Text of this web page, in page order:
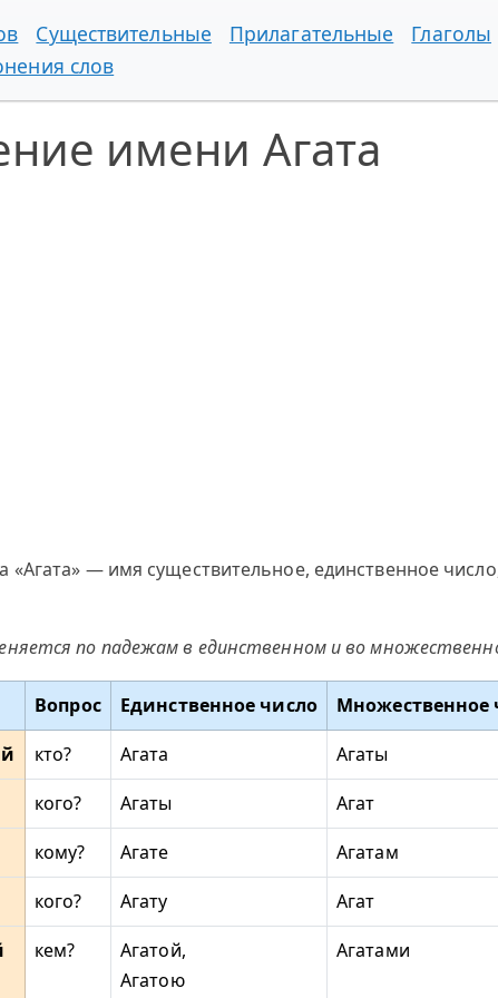
Существительные Прилагательные Глаголы
слов
имени Агата
«Агата» — имя существительное, единственное
по падежам в единственном и во
Вопрос Единственное число
Множественное
кто? Агата
Агаты
кого? Агаты
Агат
кому? Агате
Агатам
кого? Агату
Агат
кем?
Агатой,
Агатою
Агатами